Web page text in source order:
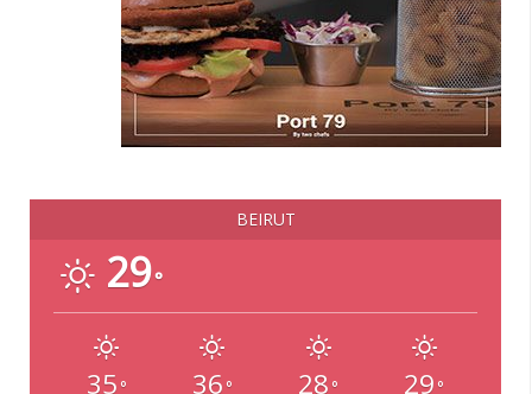
BEIRUT
29°
35 ° 36 ° 28 ° 29 °